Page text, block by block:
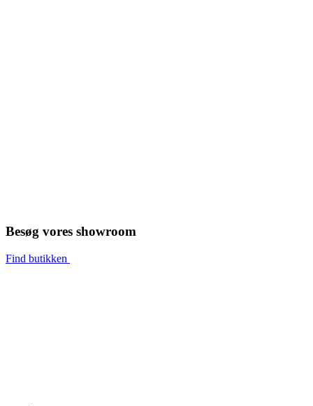
Besøg vores showroom
Find butikken